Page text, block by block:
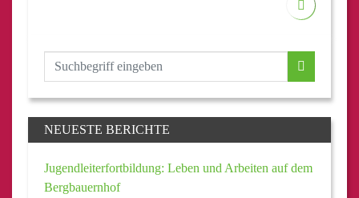
NEUESTE BERICHTE
Jugendleiterfortbildung: Leben und Arbeiten auf dem
Bergbauernhof